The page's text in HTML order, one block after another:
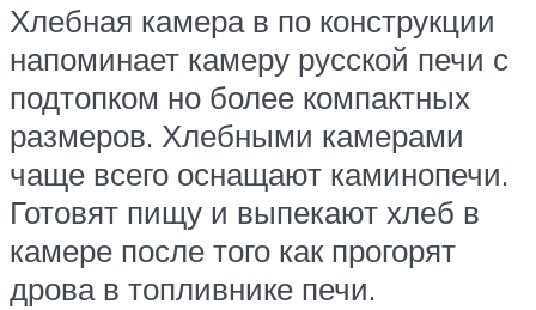
Хлебная камера в по конструкции
напоминает камеру русской печи с
подтопком но более компактных
размеров. Хлебными камерами
чаще всего оснащают каминопечи.
Готовят пищу и выпекают хлеб в
камере после того как прогорят
дрова в топливнике печи.